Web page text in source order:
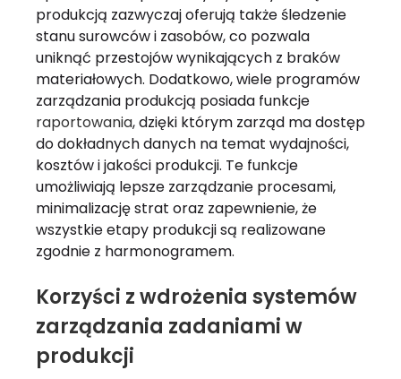
produkcją zazwyczaj oferują także śledzenie
stanu surowców i zasobów, co pozwala
uniknąć przestojów wynikających z braków
materiałowych. Dodatkowo, wiele programów
zarządzania produkcją posiada funkcje
raportowania, dzięki którym zarząd ma dostęp
do dokładnych danych na temat wydajności,
kosztów i jakości produkcji. Te funkcje
umożliwiają lepsze zarządzanie procesami,
minimalizację strat oraz zapewnienie, że
wszystkie etapy produkcji są realizowane
zgodnie z harmonogramem.
Korzyści z wdrożenia systemów
zarządzania zadaniami w
produkcji